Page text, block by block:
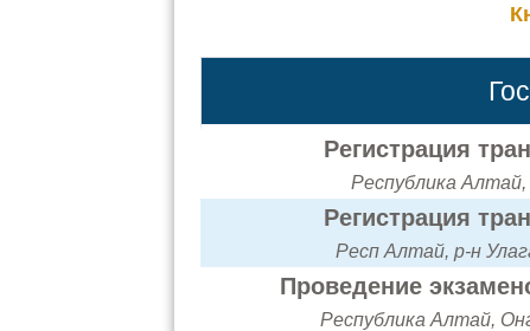
Регистрация
Республика Алтай,
Регистрация
Респ Алтай, р-н
Проведение
Республика Алтай,